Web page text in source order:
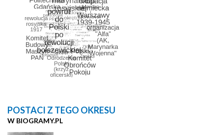
POSTACI Z TEGO OKRESU
W BIOGRAMY.PL